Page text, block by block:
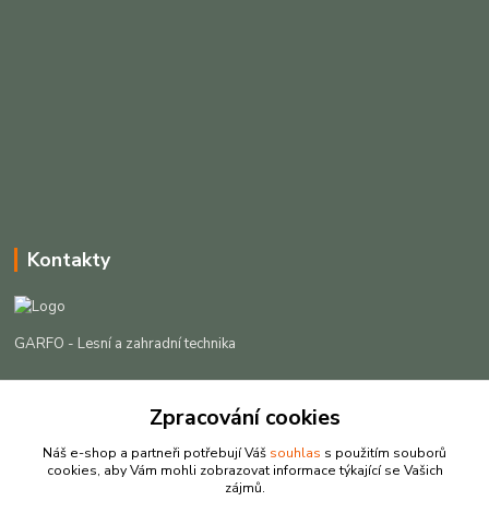
Kontakty
GARFO - Lesní a zahradní technika
+420 725 301 044
info@garfo.cz
Zpracování cookies
Náš e-shop a partneři potřebují Váš souhlas s použitím souborů
cookies, aby Vám mohli zobrazovat informace týkající se Vašich
zájmů.